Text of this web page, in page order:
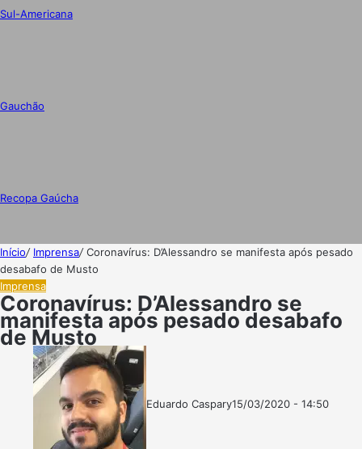
Sul-Americana
Gauchão
Recopa Gaúcha
Início/ Imprensa/Coronavírus: D’Alessandro se manifesta após pesado
desabafo de Musto
Imprensa
Coronavírus: D’Alessandro se
manifesta após pesado desabafo
de Musto
Eduardo CasparyFollow
Mande
15/03/2020 - 14:50